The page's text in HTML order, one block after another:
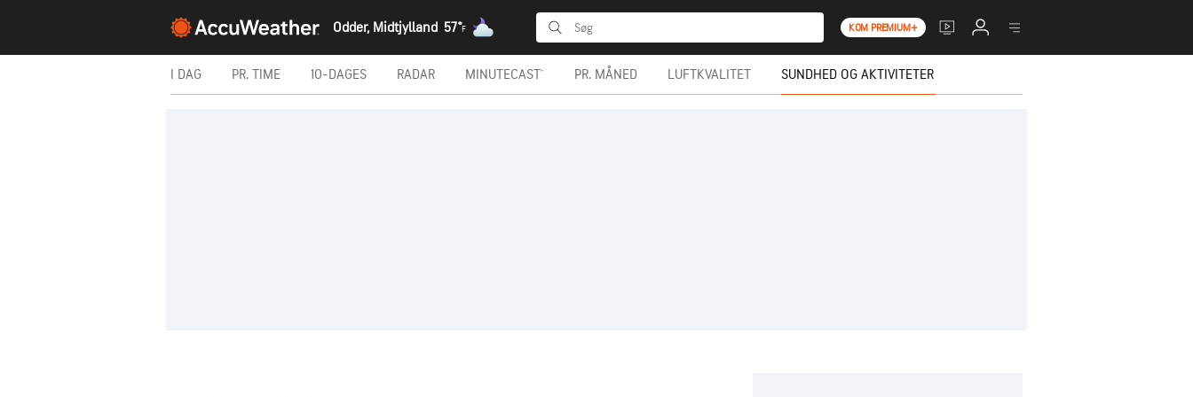
Odder, Midtjylland 57°F KOM PREMIUM+
I DAG PR. TIME 10-DAGES RADAR MINUTECAST® PR. MÅNED LUFTKVALITET SUNDHED OG AKTIVITETER